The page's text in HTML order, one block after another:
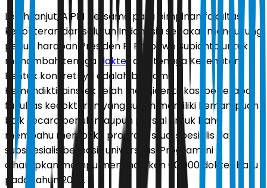
Lebih lanjut, AIPKI bersama para pimpinan fakultas
kedokteran dari seluruh Indonesia sepakat mendukung
penuh harapan Presiden RI Prabowo Subianto untuk
menambah tenaga dokter dan tenaga Kesehatan.
Bentuk konkretnya adalah bersama
Kemendiktisainstek telah mengidentifikasi beberapa
fakultas kedokteran yang sudah memiliki kemampuan
baik secara penuh maupun parsial untuk bahu
membahu membuka program studi spesialis dan
subspesialis berbasis universitas. Program ini
diharapkan mampu menghasilkan 60.000 dokter baru
pada tahun 2029.